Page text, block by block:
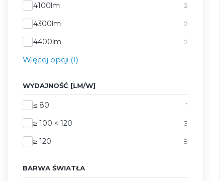
4100lm 2
4300lm 2
4400lm 2
Więcej opcji (1)
WYDAJNOŚĆ [LM/W]
Wydajność [lm/W]
≤ 80 1
≥ 100 < 120 3
≥ 120 8
BARWA ŚWIATŁA